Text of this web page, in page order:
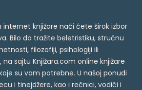
internet knjižare naći ćete širok izbor
Bilo da tražite beletristiku, stručnu
filozofiji, psihologiji ili
sajtu Knjižara.com online knjižare
su vam potrebne. U našoj ponudi
i tinejdžere, kao i rečnici, vodiči i